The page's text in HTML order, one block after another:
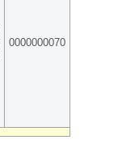
0000000070